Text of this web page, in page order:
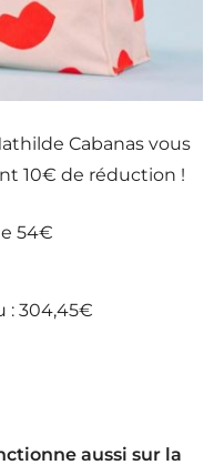
Cabanas vous
10€ de réduction !
54€
: 304,45€
aussi sur la